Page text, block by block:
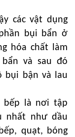
các vật dụng
bụi bẩn ở
hóa chất làm
và sau đó
bụi bận và lau
bếp là nơi tập
nhất như dầu
quạt, bóng